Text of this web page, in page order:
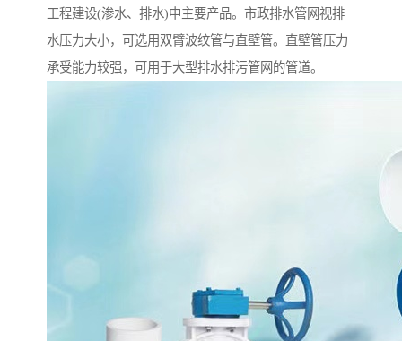
工程建设(渗水、排水)中主要产品。市政排水管网视排
水压力大小，可选用双臂波纹管与直壁管。直壁管压力
承受能力较强，可用于大型排水排污管网的管道。